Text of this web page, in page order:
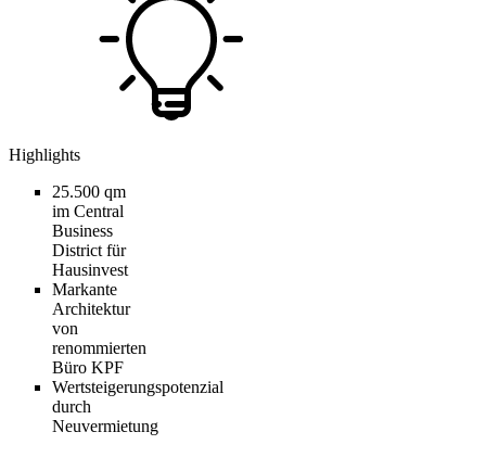
Highlights
25.500 qm
im Central
Business
District für
Hausinvest
Markante
Architektur
von
renommierten
Büro KPF
Wertsteigerungspotenzial
durch
Neuvermietung